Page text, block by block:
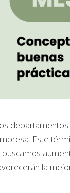
Este
buscamos
la